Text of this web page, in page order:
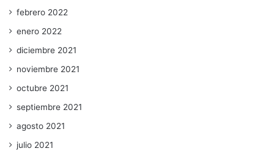
febrero 2022
enero 2022
diciembre 2021
noviembre 2021
octubre 2021
septiembre 2021
agosto 2021
julio 2021